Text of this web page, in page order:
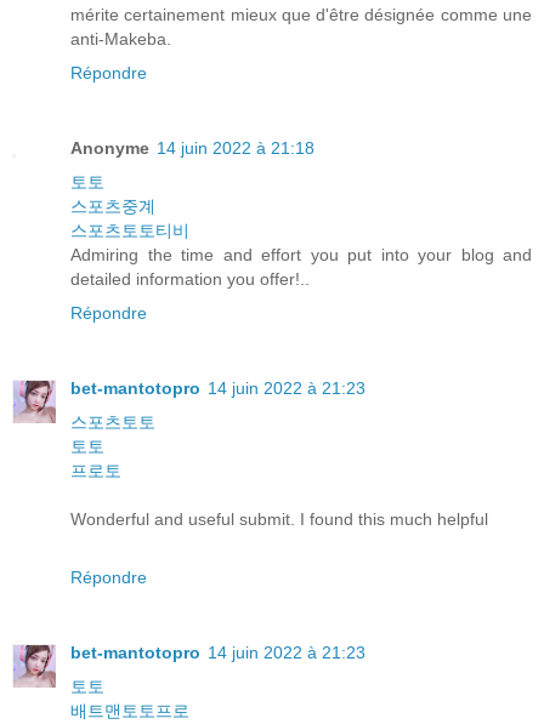
mérite certainement mieux que d'être désignée comme une
anti-Makeba.
Répondre
Anonyme 14 juin 2022 à 21:18
토토
스포츠중계
스포츠토토티비
Admiring the time and effort you put into your blog and
detailed information you offer!..
Répondre
bet-mantotopro 14 juin 2022 à 21:23
스포츠토토
토토
프로토
Wonderful and useful submit. I found this much helpful
Répondre
bet-mantotopro 14 juin 2022 à 21:23
토토
배트맨토토프로